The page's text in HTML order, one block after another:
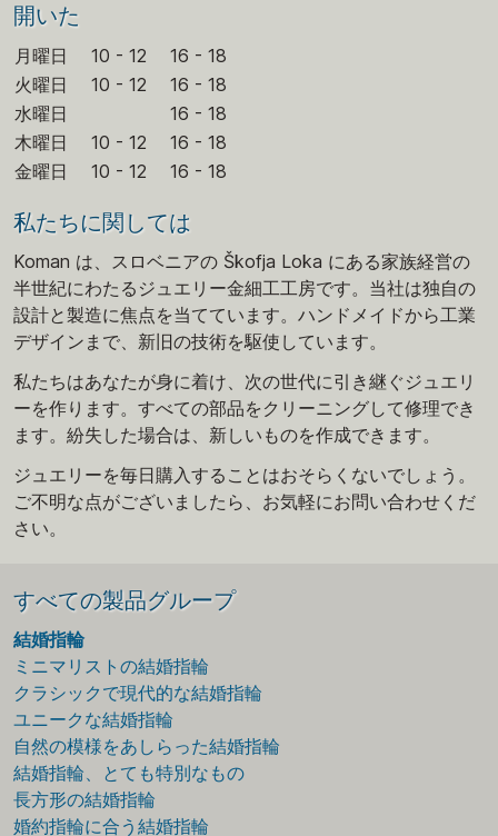
開いた
月曜日 10 - 12
16 - 18
火曜日
10 - 12
16 - 18
水曜日
16 - 18
木曜日
10 - 12
16 - 18
金曜日
10 - 12 16 - 18
私たちに関しては
Koman は、スロベニアの Škofja Loka にある家族経営の
半世紀にわたるジュエリー金細工工房です。当社は独自の
設計と製造に焦点を当てています。ハンドメイドから工業
デザインまで、新旧の技術を駆使しています。
私たちはあなたが身に着け、次の世代に引き継ぐジュエリ
ーを作ります。すべての部品をクリーニングして修理でき
ます。紛失した場合は、新しいものを作成できます。
ジュエリーを毎日購入することはおそらくないでしょう。
ご不明な点がございましたら、お気軽にお問い合わせくだ
さい。
すべての製品グループ
結婚指輪
ミニマリストの結婚指輪
クラシックで現代的な結婚指輪
ユニークな結婚指輪
自然の模様をあしらった結婚指輪
結婚指輪、とても特別なもの
長方形の結婚指輪
婚約指輪に合う結婚指輪